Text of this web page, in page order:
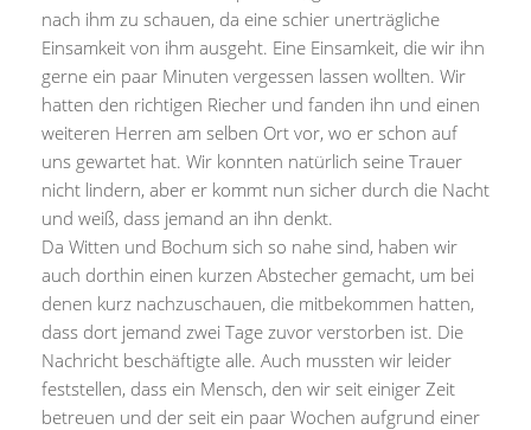
nach ihm zu schauen, da eine schier unerträgliche
Einsamkeit von ihm ausgeht. Eine Einsamkeit, die wir ihn
gerne ein paar Minuten vergessen lassen wollten. Wir
hatten den richtigen Riecher und fanden ihn und einen
weiteren Herren am selben Ort vor, wo er schon auf
uns gewartet hat. Wir konnten natürlich seine Trauer
nicht lindern, aber er kommt nun sicher durch die Nacht
und weiß, dass jemand an ihn denkt.
Da Witten und Bochum sich so nahe sind, haben wir
auch dorthin einen kurzen Abstecher gemacht, um bei
denen kurz nachzuschauen, die mitbekommen hatten,
dass dort jemand zwei Tage zuvor verstorben ist. Die
Nachricht beschäftigte alle. Auch mussten wir leider
feststellen, dass ein Mensch, den wir seit einiger Zeit
betreuen und der seit ein paar Wochen aufgrund einer